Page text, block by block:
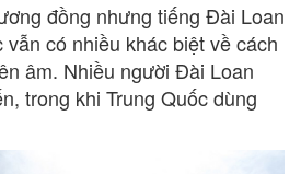
đồng nhưng tiếng Đài Loan
vẫn có nhiều khác biệt về cách
âm. Nhiều người Đài Loan
trong khi Trung Quốc dùng